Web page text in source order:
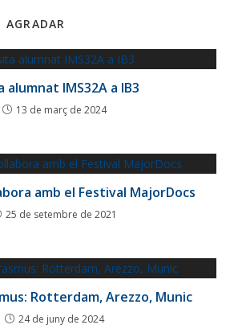
alumnat IMS32A a IB3
13 de març de 2024
amb el Festival MajorDocs
25 de setembre de 2021
Rotterdam, Arezzo, Munic
24 de juny de 2024